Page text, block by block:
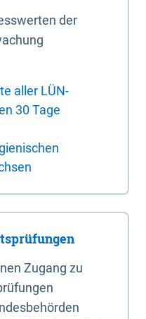
der
aller LÜN-
30 Tage
Zugang zu